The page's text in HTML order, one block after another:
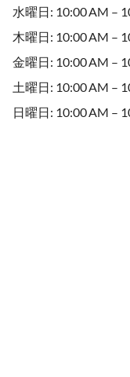
水曜日: 10:00 AM –
木曜日: 10:00 AM –
金曜日: 10:00 AM –
土曜日: 10:00 AM –
日曜日: 10:00 AM –